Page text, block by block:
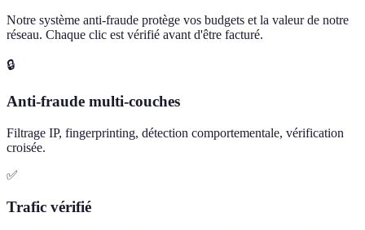
Notre système anti-fraude protège vos budgets et la valeur de notre
réseau. Chaque clic est vérifié avant d'être facturé.
🔒
Anti-fraude multi-couches
Filtrage IP, fingerprinting, détection comportementale, vérification
croisée.
✅
Trafic vérifié